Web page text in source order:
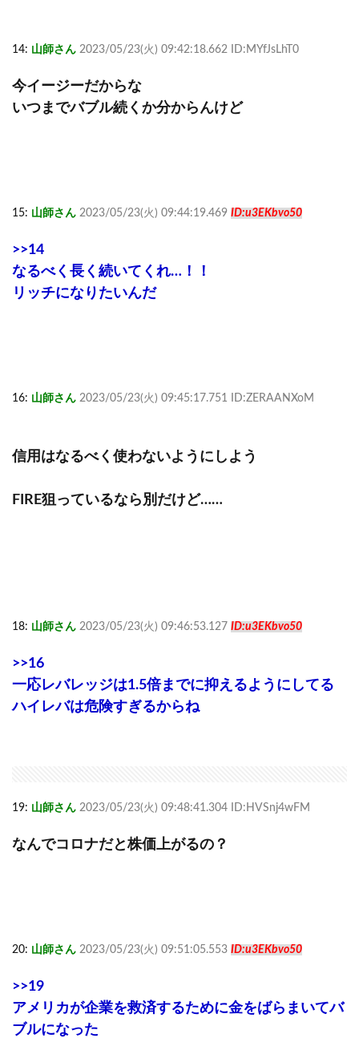
14: 山師さん 2023/05/23(火) 09:42:18.662 ID:MYfJsLhT0
今イージーだからな
いつまでバブル続くか分からんけど
15: 山師さん 2023/05/23(火) 09:44:19.469 ID:u3EKbvo50
>>14
なるべく長く続いてくれ…！！
リッチになりたいんだ
16: 山師さん 2023/05/23(火) 09:45:17.751 ID:ZERAANXoM
信用はなるべく使わないようにしよう
FIRE狙っているなら別だけど……
18: 山師さん 2023/05/23(火) 09:46:53.127 ID:u3EKbvo50
>>16
一応レバレッジは1.5倍までに抑えるようにしてる
ハイレバは危険すぎるからね
19: 山師さん 2023/05/23(火) 09:48:41.304 ID:HVSnj4wFM
なんでコロナだと株価上がるの？
20: 山師さん 2023/05/23(火) 09:51:05.553 ID:u3EKbvo50
>>19
アメリカが企業を救済するために金をばらまいてバ
ブルになった